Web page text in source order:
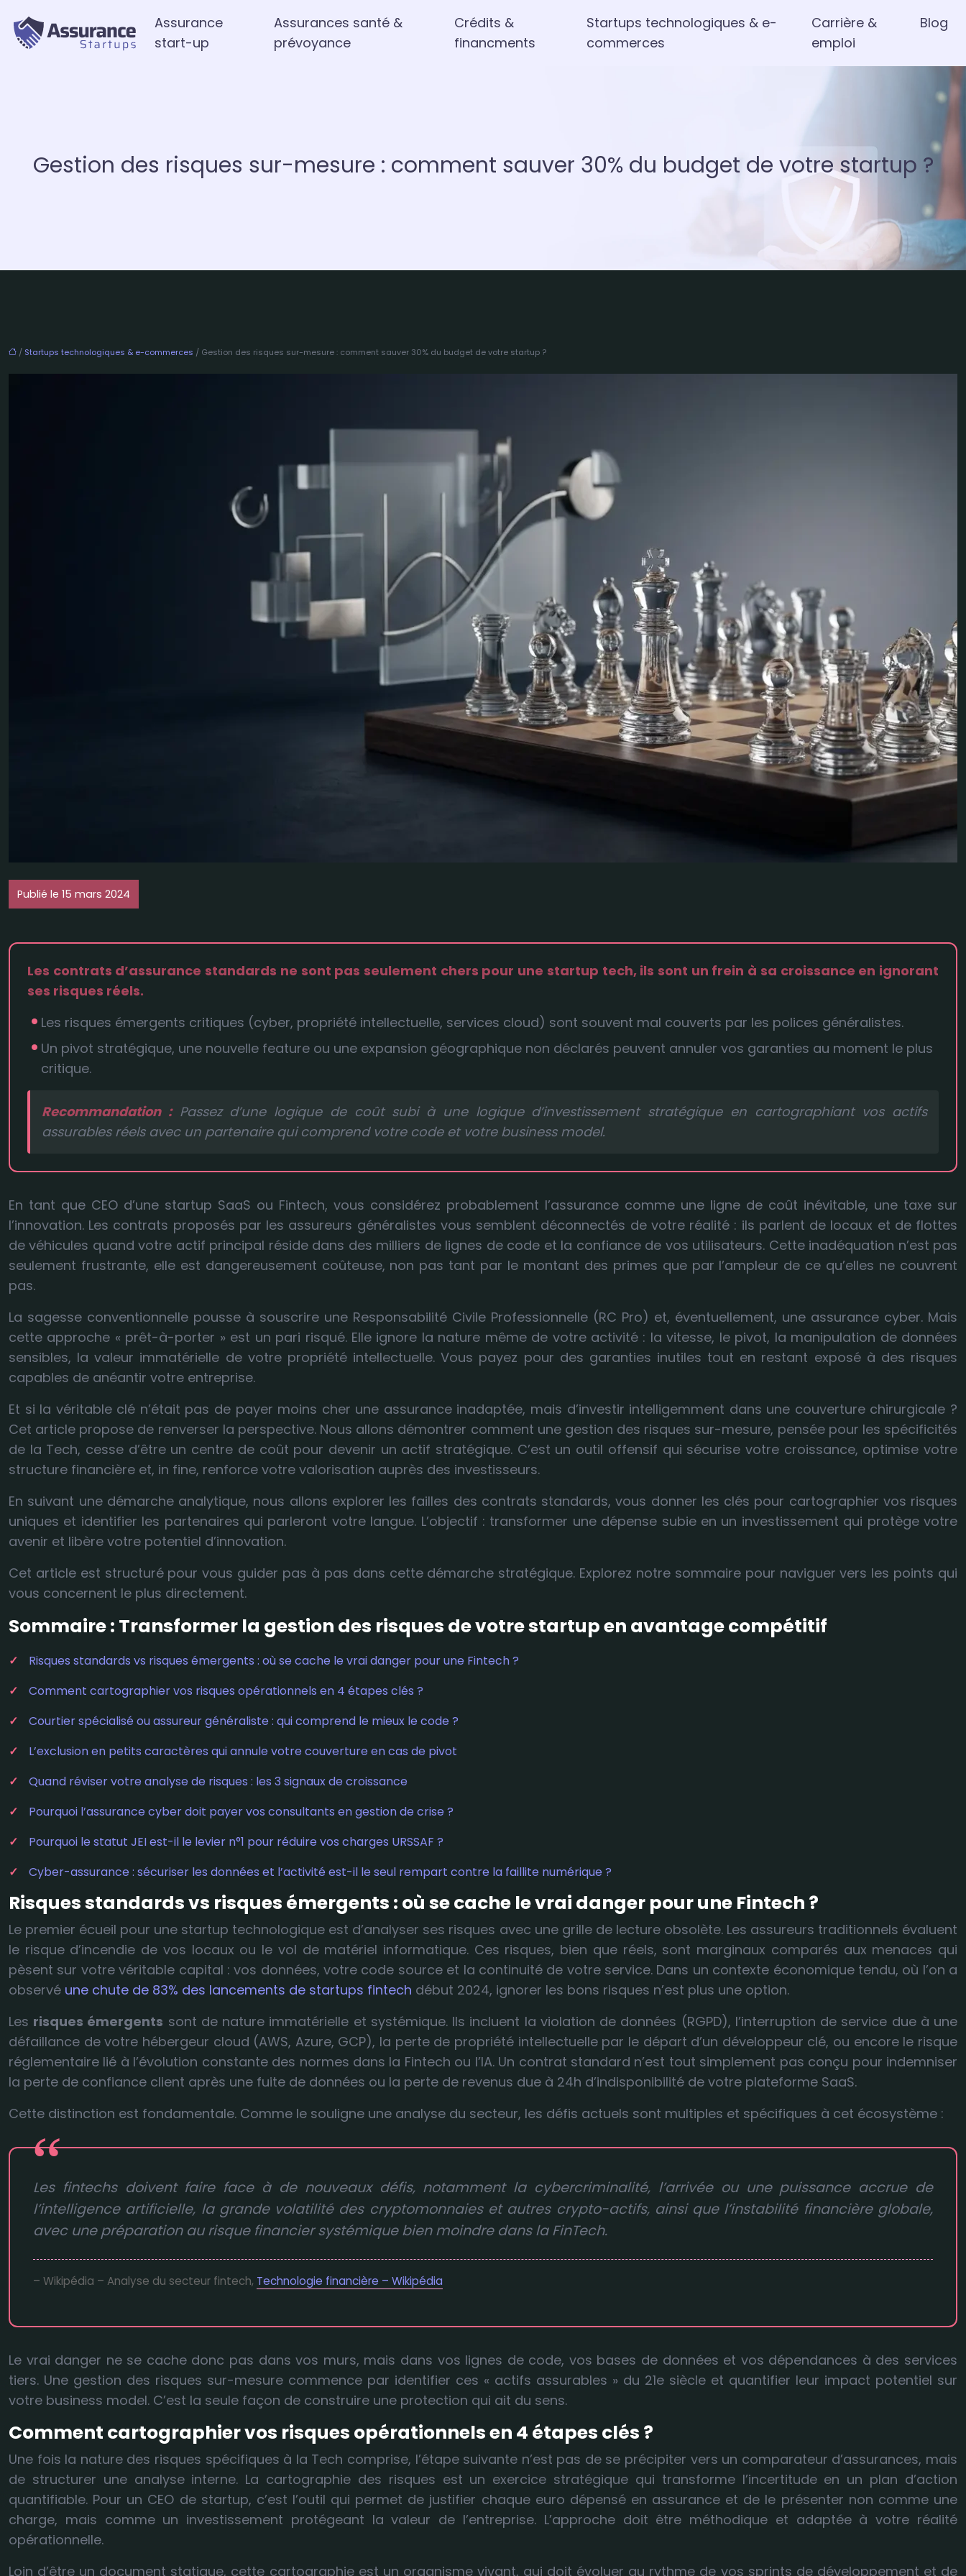
Assurance
start-up
Assurances santé &
prévoyance
Crédits &
financments
Startups technologiques & e-
commerces
Carrière &
emploi
Blog
Gestion des risques sur-mesure : comment sauver 30% du budget de votre startup ?
/ Startups technologiques & e-commerces / Gestion des risques sur-mesure : comment sauver 30% du budget de votre startup ?
Publié le 15 mars 2024
Les contrats d’assurance standards ne sont pas seulement chers pour une startup tech, ils sont un frein à sa croissance en ignorant
ses risques réels.
Les risques émergents critiques (cyber, propriété intellectuelle, services cloud) sont souvent mal couverts par les polices généralistes.
Un pivot stratégique, une nouvelle feature ou une expansion géographique non déclarés peuvent annuler vos garanties au moment le plus
critique.
Recommandation :Passez d’une logique de coût subi à une logique d’investissement stratégique en cartographiant vos actifs
assurables réels avec un partenaire qui comprend votre code et votre business model.
En tant que CEO d’une startup SaaS ou Fintech, vous considérez probablement l’assurance comme une ligne de coût inévitable, une taxe sur
l’innovation. Les contrats proposés par les assureurs généralistes vous semblent déconnectés de votre réalité : ils parlent de locaux et de flottes
de véhicules quand votre actif principal réside dans des milliers de lignes de code et la confiance de vos utilisateurs. Cette inadéquation n’est pas
seulement frustrante, elle est dangereusement coûteuse, non pas tant par le montant des primes que par l’ampleur de ce qu’elles ne couvrent
pas.
La sagesse conventionnelle pousse à souscrire une Responsabilité Civile Professionnelle (RC Pro) et, éventuellement, une assurance cyber. Mais
cette approche « prêt-à-porter » est un pari risqué. Elle ignore la nature même de votre activité : la vitesse, le pivot, la manipulation de données
sensibles, la valeur immatérielle de votre propriété intellectuelle. Vous payez pour des garanties inutiles tout en restant exposé à des risques
capables de anéantir votre entreprise.
Et si la véritable clé n’était pas de payer moins cher une assurance inadaptée, mais d’investir intelligemment dans une couverture chirurgicale ?
Cet article propose de renverser la perspective. Nous allons démontrer comment une gestion des risques sur-mesure, pensée pour les spécificités
de la Tech, cesse d’être un centre de coût pour devenir un actif stratégique. C’est un outil offensif qui sécurise votre croissance, optimise votre
structure financière et, in fine, renforce votre valorisation auprès des investisseurs.
En suivant une démarche analytique, nous allons explorer les failles des contrats standards, vous donner les clés pour cartographier vos risques
uniques et identifier les partenaires qui parleront votre langue. L’objectif : transformer une dépense subie en un investissement qui protège votre
avenir et libère votre potentiel d’innovation.
Cet article est structuré pour vous guider pas à pas dans cette démarche stratégique. Explorez notre sommaire pour naviguer vers les points qui
vous concernent le plus directement.
Sommaire : Transformer la gestion des risques de votre startup en avantage compétitif
Risques standards vs risques émergents : où se cache le vrai danger pour une Fintech ?
Comment cartographier vos risques opérationnels en 4 étapes clés ?
Courtier spécialisé ou assureur généraliste : qui comprend le mieux le code ?
L’exclusion en petits caractères qui annule votre couverture en cas de pivot
Quand réviser votre analyse de risques : les 3 signaux de croissance
Pourquoi l’assurance cyber doit payer vos consultants en gestion de crise ?
Pourquoi le statut JEI est-il le levier n°1 pour réduire vos charges URSSAF ?
Cyber-assurance : sécuriser les données et l’activité est-il le seul rempart contre la faillite numérique ?
Risques standards vs risques émergents : où se cache le vrai danger pour une Fintech ?
Le premier écueil pour une startup technologique est d’analyser ses risques avec une grille de lecture obsolète. Les assureurs traditionnels évaluent
le risque d’incendie de vos locaux ou le vol de matériel informatique. Ces risques, bien que réels, sont marginaux comparés aux menaces qui
pèsent sur votre véritable capital : vos données, votre code source et la continuité de votre service. Dans un contexte économique tendu, où l’on a
observé une chute de 83% des lancements de startups fintech début 2024, ignorer les bons risques n’est plus une option.
Les risques émergents sont de nature immatérielle et systémique. Ils incluent la violation de données (RGPD), l’interruption de service due à une
défaillance de votre hébergeur cloud (AWS, Azure, GCP), la perte de propriété intellectuelle par le départ d’un développeur clé, ou encore le risque
réglementaire lié à l’évolution constante des normes dans la Fintech ou l’IA. Un contrat standard n’est tout simplement pas conçu pour indemniser
la perte de confiance client après une fuite de données ou la perte de revenus due à 24h d’indisponibilité de votre plateforme SaaS.
Cette distinction est fondamentale. Comme le souligne une analyse du secteur, les défis actuels sont multiples et spécifiques à cet écosystème :
Les fintechs doivent faire face à de nouveaux défis, notamment la cybercriminalité, l’arrivée ou une puissance accrue de
l’intelligence artificielle, la grande volatilité des cryptomonnaies et autres crypto-actifs, ainsi que l’instabilité financière globale,
avec une préparation au risque financier systémique bien moindre dans la FinTech.
– Wikipédia – Analyse du secteur fintech, Technologie financière – Wikipédia
Le vrai danger ne se cache donc pas dans vos murs, mais dans vos lignes de code, vos bases de données et vos dépendances à des services
tiers. Une gestion des risques sur-mesure commence par identifier ces « actifs assurables » du 21e siècle et quantifier leur impact potentiel sur
votre business model. C’est la seule façon de construire une protection qui ait du sens.
Comment cartographier vos risques opérationnels en 4 étapes clés ?
Une fois la nature des risques spécifiques à la Tech comprise, l’étape suivante n’est pas de se précipiter vers un comparateur d’assurances, mais
de structurer une analyse interne. La cartographie des risques est un exercice stratégique qui transforme l’incertitude en un plan d’action
quantifiable. Pour un CEO de startup, c’est l’outil qui permet de justifier chaque euro dépensé en assurance et de le présenter non comme une
charge, mais comme un investissement protégeant la valeur de l’entreprise. L’approche doit être méthodique et adaptée à votre réalité
opérationnelle.
Loin d’être un document statique, cette cartographie est un organisme vivant, qui doit évoluer au rythme de vos sprints de développement et de